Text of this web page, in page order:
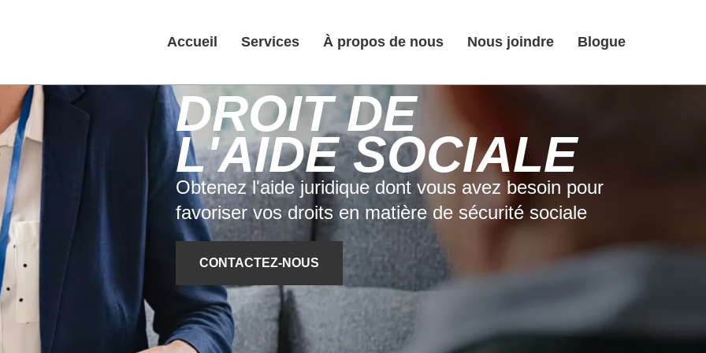
Accueil Services À propos de nous Nous joindre Blogue
DROIT DE
L'AIDE SOCIALE
Obtenez l'aide juridique dont vous avez besoin pour
favoriser vos droits en matière de sécurité sociale
CONTACTEZ-NOUS